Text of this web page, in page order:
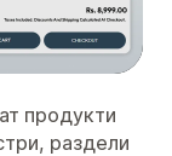
продукти
раздели